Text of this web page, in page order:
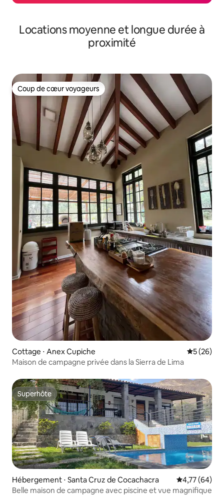
Locations moyenne et longue durée à
proximité
Coup de cœur voyageurs
Coup de cœur voyageurs
Cottage ⋅ Anex Cupiche
5 (26)
Maison de campagne privée dans la Sierra de Lima
Superhôte
Superhôte
Hébergement ⋅ Santa Cruz de Cocachacra Évaluation
4,77 (64)
Belle maison de campagne avec piscine et vue magnifique